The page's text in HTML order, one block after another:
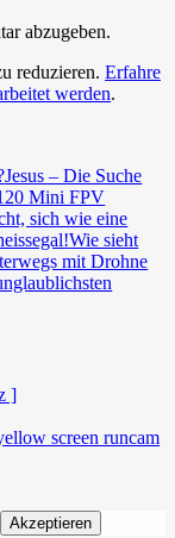
abzugeben.
reduzieren. Erfahre
werden.
Jesus – Die Suche
Mini FPV
sich wie eine
Wie sieht
mit Drohne
]
Akzeptieren